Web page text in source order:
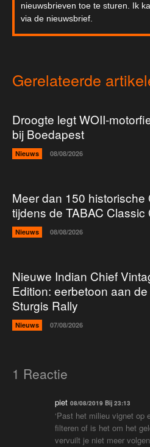
nieuwsbrieven toe te sturen. Ik
via de nieuwsbrief.
Gerelateerde
Droogte legt WOII-
bij Boedapest
Nieuws 08/08/2026
Meer dan 150 historische
tijdens de TABAC Classic
Nieuws 08/08/2026
Nieuwe Indian Chief
Edition: eerbetoon aan
Sturgis Rally
Nieuws 07/08/2026
1 Reactie
piet 08/08/2019 Bij 23:13
‘Past het milieu vignet
filteren of is het om het
vervuilt je niet meer